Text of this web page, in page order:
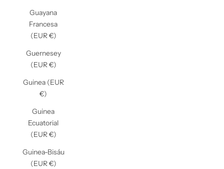
Guayana
Francesa
(EUR €)
Guernesey
(EUR €)
Guinea (EUR
€)
Guinea
Ecuatorial
(EUR €)
Guinea-Bisáu
(EUR €)